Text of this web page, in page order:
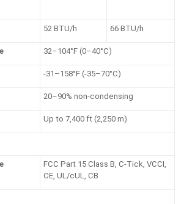
52 BTU/h 66 BTU/h
32–104°F (0–40°C)
-31–158°F (-35–70°C)
20–90% non-condensing
Up to 7,400 ft (2,250 m)
FCC Part 15 Class B, C-Tick, VCCI,
CE, UL/cUL, CB